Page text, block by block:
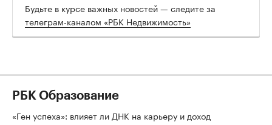
Будьте в курсе важных новостей — следите за
телеграм-каналом «РБК Недвижимость»
РБК Образование
«Ген успеха»: влияет ли ДНК на карьеру и доход